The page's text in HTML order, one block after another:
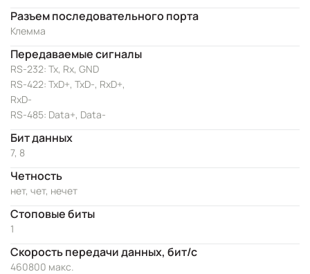
Разъем последовательного порта
Клемма
Передаваемые сигналы
RS-232: Tx, Rx, GND
RS-422: TxD+, TxD-, RxD+,
RxD-
RS-485: Data+, Data-
Бит данных
7, 8
Четность
нет, чет, нечет
Стоповые биты
1
Скорость передачи данных, бит/с
460800 макс.